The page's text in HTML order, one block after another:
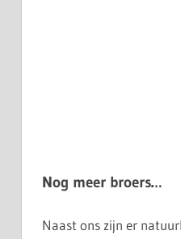
Nog meer broers…
Naast ons zijn er